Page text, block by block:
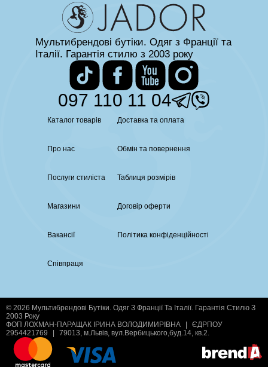
Мультибрендові бутіки. Одяг з Франції та
Італії. Гарантія стилю з 2003 року
097 110 11 04
Каталог товарів
Про нас
Послуги стиліста
Магазини
Вакансії
Співпраця
Доставка та оплата
Обмін та повернення
Таблиця розмірів
Договір оферти
Політика конфіденційності
© 2026 Мультибрендові Бутіки. Одяг З Франції Та Італії. Гарантія Стилю З
2003 Року
ФОП ЛОХМАН-ПАРАЩАК ІРИНА ВОЛОДИМИРІВНА
ЄДРПОУ
2954421769
79013, м.Львів, вул.Вербицького,буд.14, кв.2.